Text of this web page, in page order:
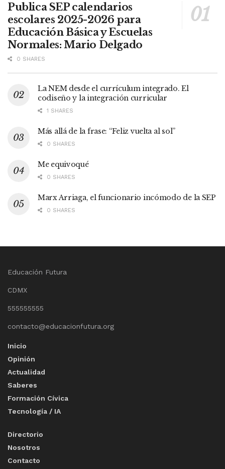
Publica SEP calendarios
escolares 2025-2026 para
Educación Básica y Escuelas
Normales: Mario Delgado
0 SHARES
La NEM desde el currículum integrado. El
codiseño y la integración curricular
1 SHARES
Más allá de la frase: “Feliz vuelta al sol”
0 SHARES
Me equivoqué
0 SHARES
Marx Arriaga, el funcionario incómodo de la SEP
0 SHARES
Educación Futura
CDMX
555555555
contacto@educacionfutura.org
Inicio
Opinión
Actualidad
Saberes
Formación Cívica
Tecnología / IA
Directorio
Nosotros
Contacto